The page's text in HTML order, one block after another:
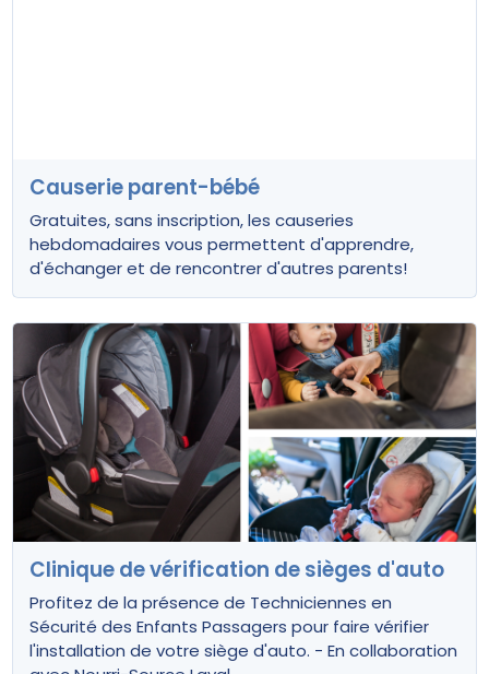
Causerie parent-bébé
Gratuites, sans inscription, les causeries
hebdomadaires vous permettent d'apprendre,
d'échanger et de rencontrer d'autres parents!
Clinique de vérification de sièges d'auto
Profitez de la présence de Techniciennes en
Sécurité des Enfants Passagers pour faire vérifier
l'installation de votre siège d'auto. - En collaboration